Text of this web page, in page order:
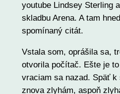
youtube Lindsey Sterling
skladbu Arena. A tam
spomínaný citát.
Vstala som, oprášila sa,
otvorila počítač. Ešte je
vraciam sa nazad. Späť k
znova zlyhám, aspoň